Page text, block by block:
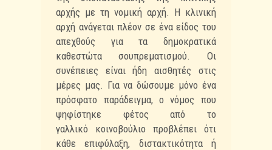
αρχής μετη νομική αρχή. Η κλινική
αρχή ανάγεται πλέον σε ένα είδος του
απεχθούς για τα δημοκρατικά
καθεστώτα σουπρεματισμού. Οι
συνέπειες είναι ήδη αισθητές στις
μέρες μας. Γιανα δώσουμε μόνο ένα
πρόσφατο παράδειγμα, ο νόμος που
ψηφίστηκε φέτος από το
γαλλικό κοινοβούλιο προβλέπει ότι
κάθε επιφύλαξη, διστακτικότητα ή